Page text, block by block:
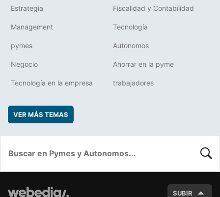
Estrategia Fiscalidad y Contabilidad
Management Tecnología
pymes Autónomos
Negocio Ahorrar en la pyme
Tecnología en la empresa trabajadores
VER MÁS TEMAS
SUBIR